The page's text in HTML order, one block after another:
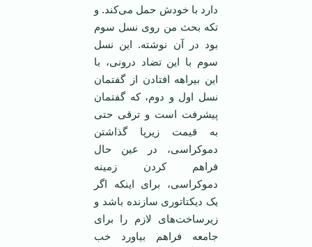
دارد با خودش حمل می‌کند. و
تکه بحث من روی نسل سوم
بود در آن نوشته. این نسل
سوم با این تضاد درونی، با
این بیراهه افتادن از گفتمان
نسل اول و دوم، که گفتمان
پیشرفت است و ترقی حتی
به قیمت زیرپا گذاشتن
دموکراسی، در عین حال
فراهم کردن زمینه
دموکراسی، برای اینکه اگر
یک دیکتاتوری سازنده باشد و
زیرساخت‌های لازم را برای
جامعه فراهم بیاورد خب